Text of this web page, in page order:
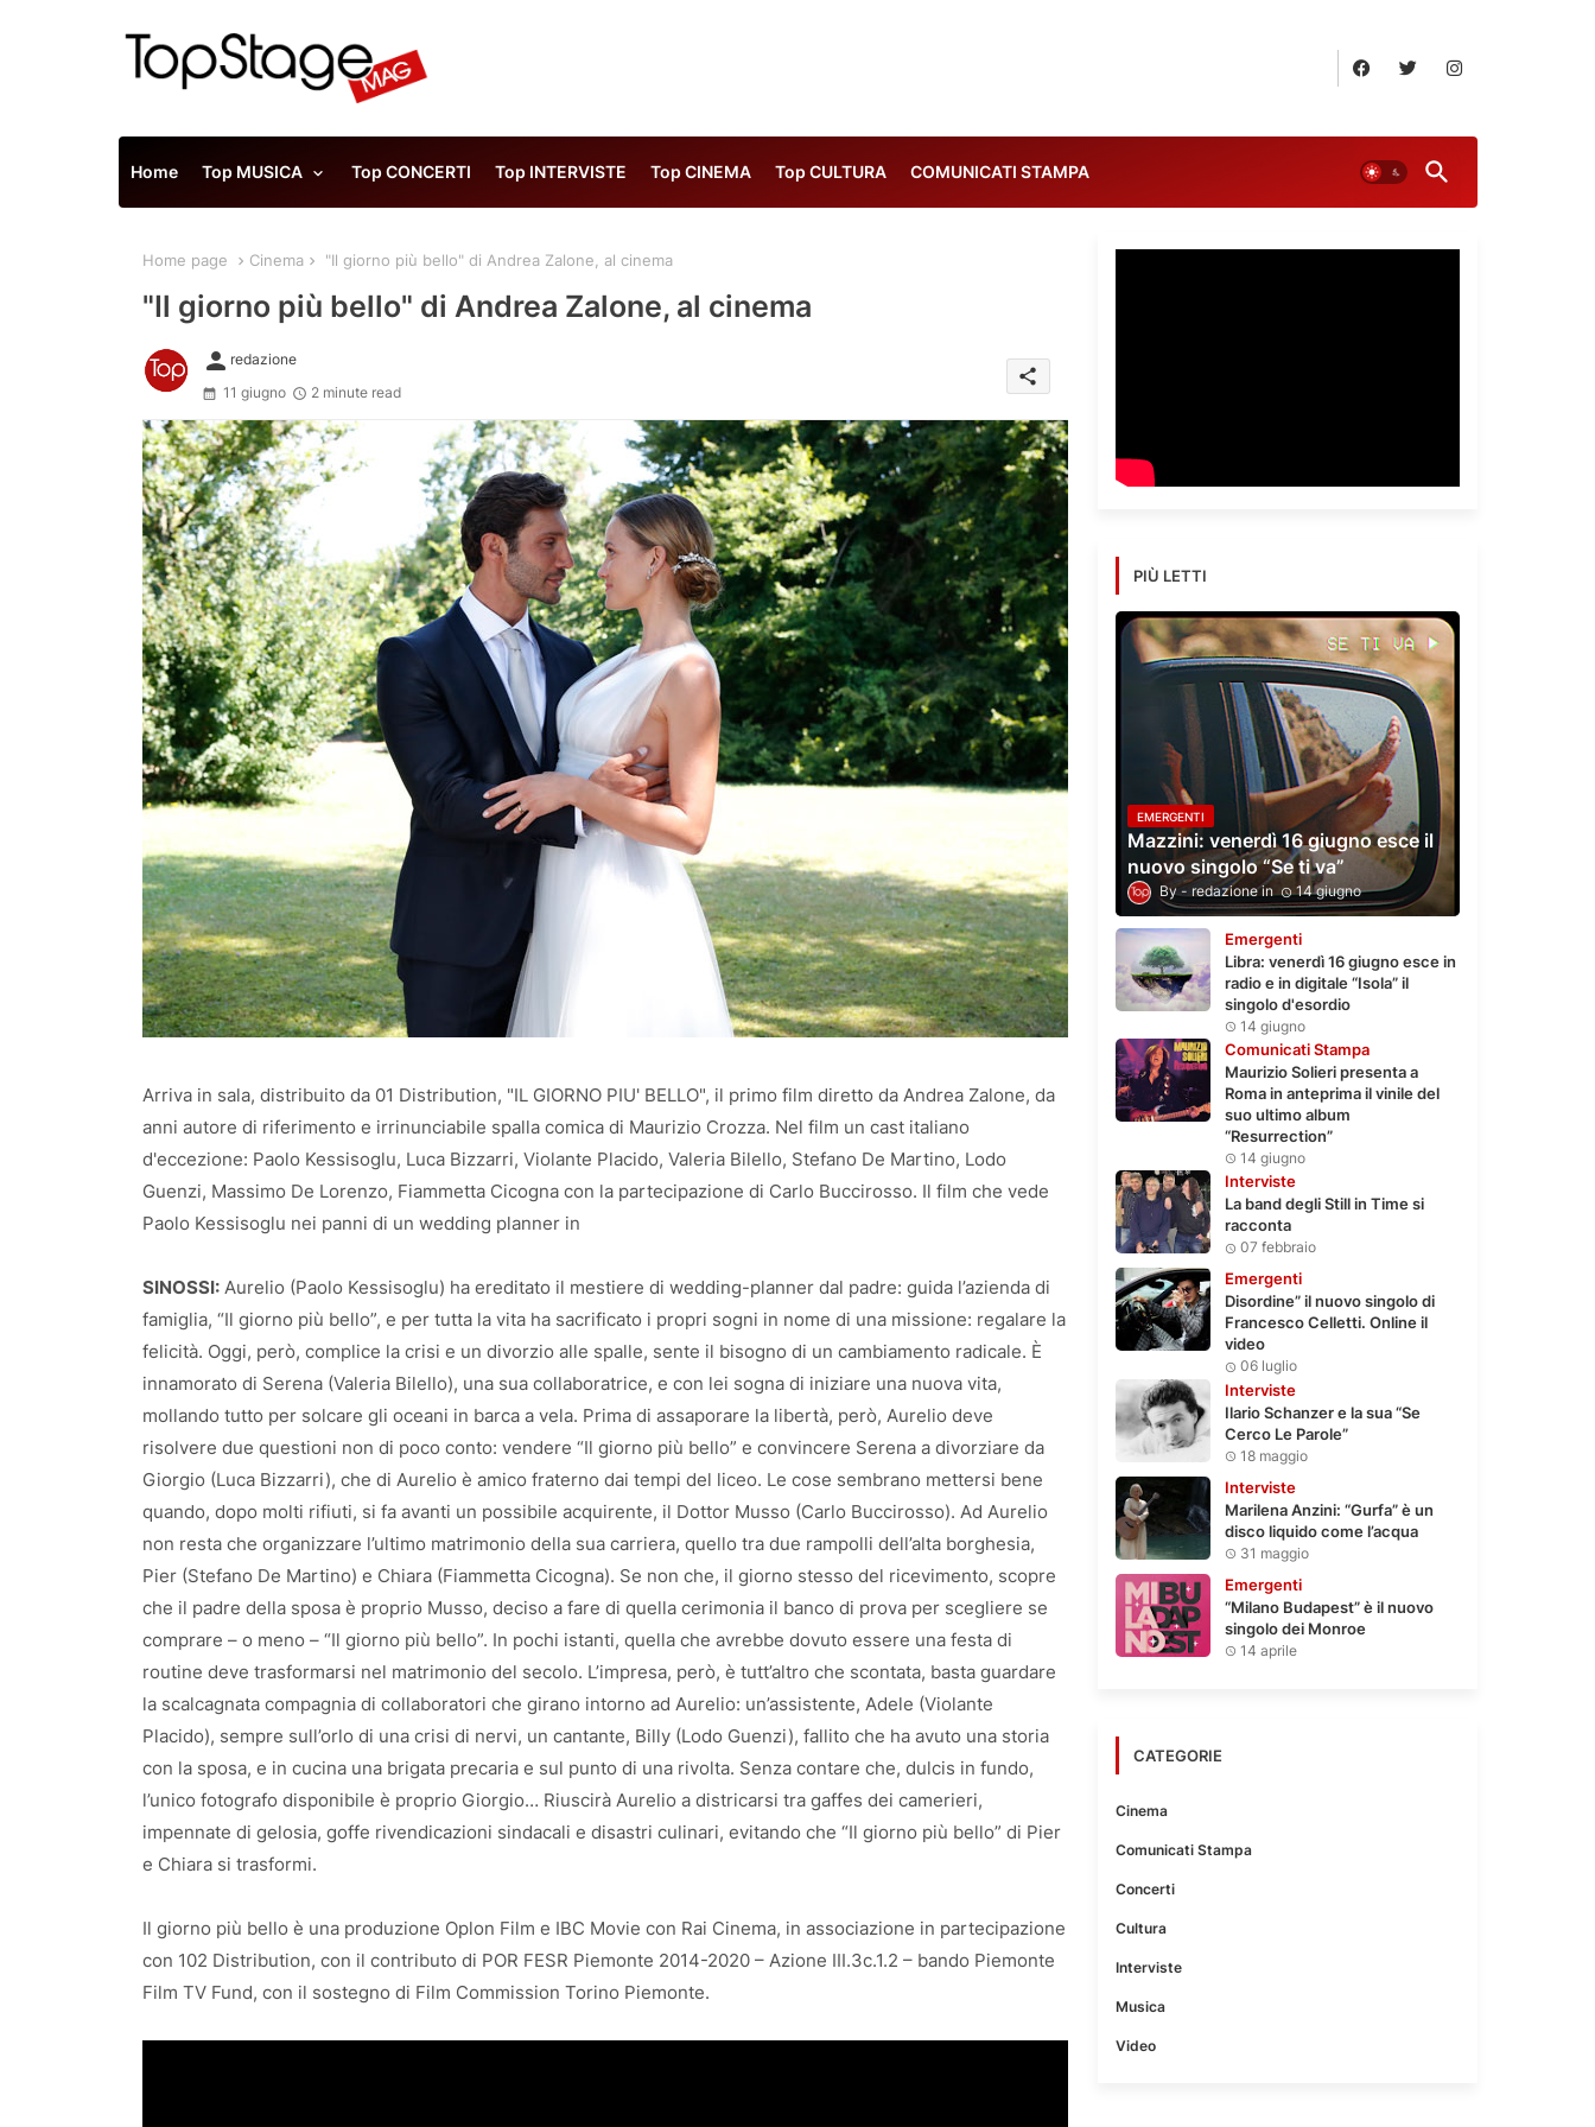
Home Top MUSICA Top CONCERTI Top INTERVISTE Top CINEMA Top CULTURA COMUNICATI STAMPA
Home page Cinema "Il giorno più bello" di Andrea Zalone, al cinema
"Il giorno più bello" di Andrea Zalone, al cinema
person redazione
11 giugno
2 minute read
share
Arriva in sala, distribuito da 01 Distribution, "IL GIORNO PIU' BELLO", il primo film diretto da Andrea Zalone, da
anni autore di riferimento e irrinunciabile spalla comica di Maurizio Crozza. Nel film un cast italiano
d'eccezione: Paolo Kessisoglu, Luca Bizzarri, Violante Placido, Valeria Bilello, Stefano De Martino, Lodo
Guenzi, Massimo De Lorenzo, Fiammetta Cicogna con la partecipazione di Carlo Buccirosso. Il film che vede
Paolo Kessisoglu nei panni di un wedding planner in
SINOSSI:Aurelio (Paolo Kessisoglu) ha ereditato il mestiere di wedding-planner dal padre: guida l’azienda di
famiglia, “Il giorno più bello”, e per tutta la vita ha sacrificato i propri sogni in nome di una missione: regalare la
felicità. Oggi, però, complice la crisi e un divorzio alle spalle, sente il bisogno di un cambiamento radicale. È
innamorato di Serena (Valeria Bilello), una sua collaboratrice, e con lei sogna di iniziare una nuova vita,
mollando tutto per solcare gli oceani in barca a vela. Prima di assaporare la libertà, però, Aurelio deve
risolvere due questioni non di poco conto: vendere “Il giorno più bello” e convincere Serena a divorziare da
Giorgio (Luca Bizzarri), che di Aurelio è amico fraterno dai tempi del liceo. Le cose sembrano mettersi bene
quando, dopo molti rifiuti, si fa avanti un possibile acquirente, il Dottor Musso (Carlo Buccirosso). Ad Aurelio
non resta che organizzare l’ultimo matrimonio della sua carriera, quello tra due rampolli dell’alta borghesia,
Pier (Stefano De Martino) e Chiara (Fiammetta Cicogna). Se non che, il giorno stesso del ricevimento, scopre
che il padre della sposa è proprio Musso, deciso a fare di quella cerimonia il banco di prova per scegliere se
comprare – o meno – “Il giorno più bello”. In pochi istanti, quella che avrebbe dovuto essere una festa di
routine deve trasformarsi nel matrimonio del secolo. L’impresa, però, è tutt’altro che scontata, basta guardare
la scalcagnata compagnia di collaboratori che girano intorno ad Aurelio: un’assistente, Adele (Violante
Placido), sempre sull’orlo di una crisi di nervi, un cantante, Billy (Lodo Guenzi), fallito che ha avuto una storia
con la sposa, e in cucina una brigata precaria e sul punto di una rivolta. Senza contare che, dulcis in fundo,
l’unico fotografo disponibile è proprio Giorgio… Riuscirà Aurelio a districarsi tra gaffes dei camerieri,
impennate di gelosia, goffe rivendicazioni sindacali e disastri culinari, evitando che “Il giorno più bello” di Pier
e Chiara si trasformi.
Il giorno più bello è una produzione Oplon Film e IBC Movie con Rai Cinema, in associazione in partecipazione
con 102 Distribution, con il contributo di POR FESR Piemonte 2014-2020 – Azione III.3c.1.2 – bando Piemonte
Film TV Fund, con il sostegno di Film Commission Torino Piemonte.
PIÙ LETTI
EMERGENTI
Mazzini: venerdì 16 giugno esce il
nuovo singolo “Se ti va”
redazione 14 giugno
Emergenti
Libra: venerdì 16 giugno esce in
radio e in digitale “Isola” il
singolo d'esordio
14 giugno
Comunicati Stampa
Maurizio Solieri presenta a
Roma in anteprima il vinile del
suo ultimo album
“Resurrection”
14 giugno
Interviste
La band degli Still in Time si
racconta
07 febbraio
Emergenti
Disordine” il nuovo singolo di
Francesco Celletti. Online il
video
06 luglio
Interviste
Ilario Schanzer e la sua “Se
Cerco Le Parole”
18 maggio
Interviste
Marilena Anzini: “Gurfa” è un
disco liquido come l’acqua
31 maggio
Emergenti
“Milano Budapest” è il nuovo
singolo dei Monroe
14 aprile
CATEGORIE
Cinema
Comunicati Stampa
Concerti
Cultura
Interviste
Musica
Video